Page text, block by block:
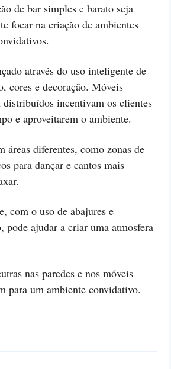
de bar simples e barato seja
focar na criação de ambientes
através do uso inteligente de
cores e decoração. Móveis
distribuídos incentivam os clientes
e aproveitarem o ambiente.
áreas diferentes, como zonas de
para dançar e cantos mais
com o uso de abajures e
pode ajudar a criar uma atmosfera
nas paredes e nos móveis
para um ambiente convidativo.